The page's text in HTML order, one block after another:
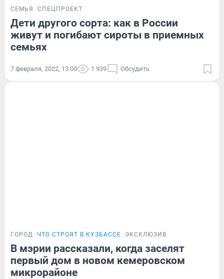
СЕМЬЯ СПЕЦПРОЕКТ
Дети другого сорта: как в России
живут и погибают сироты в приемных
семьях
7 февраля, 2022, 13:00 1 939 Обсудить
ГОРОД ЧТО СТРОЯТ В КУЗБАССЕ ЭКСКЛЮЗИВ
В мэрии рассказали, когда заселят
первый дом в новом кемеровском
микрорайоне